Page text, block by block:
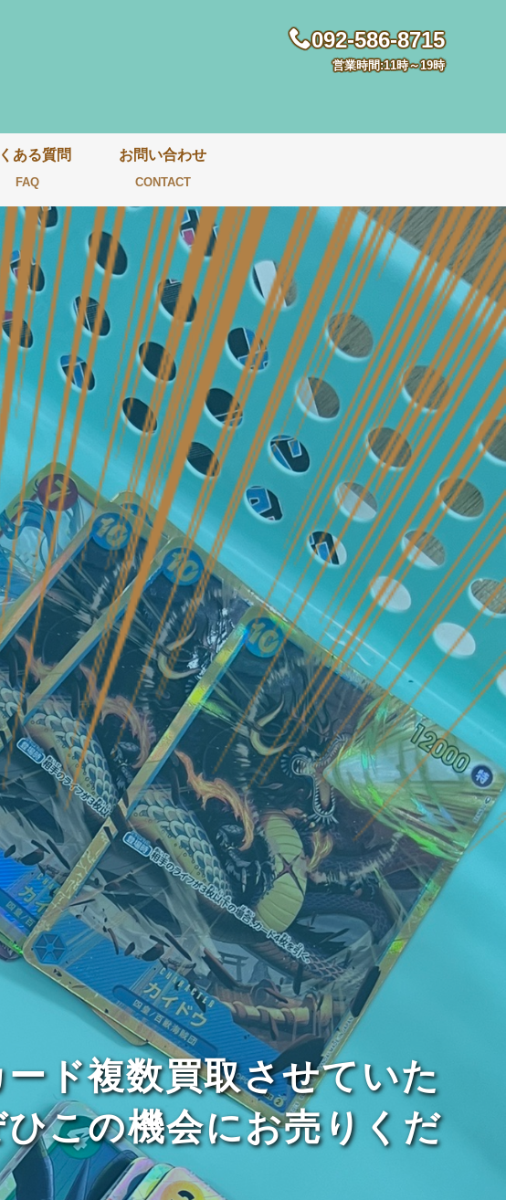
092-586-8715
営業時間:11時～19時
ある質問
FAQ
お問い合わせ
CONTACT
ド複数買取させていた
この機会にお売りくだ